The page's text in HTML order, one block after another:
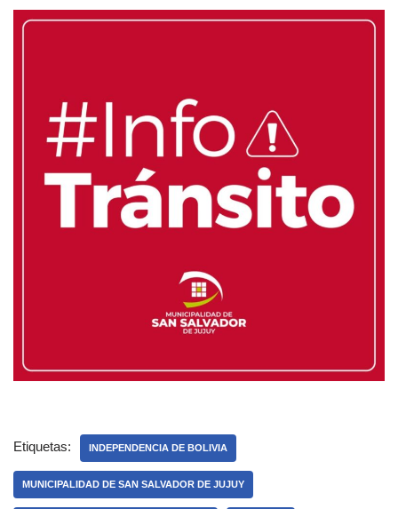
Etiquetas: INDEPENDENCIA DE BOLIVIA
MUNICIPALIDAD DE SAN SALVADOR DE JUJUY